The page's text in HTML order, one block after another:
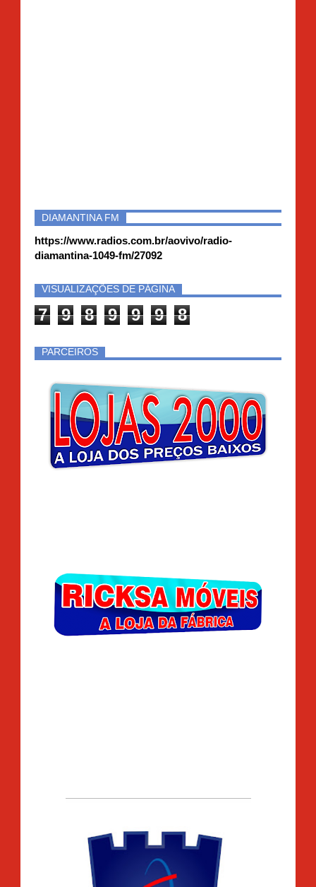
DIAMANTINA FM
https://www.radios.com.br/aovivo/radio-
diamantina-1049-fm/27092
VISUALIZAÇÕES DE PÁGINA
7 9 8 9 9 9 8
PARCEIROS